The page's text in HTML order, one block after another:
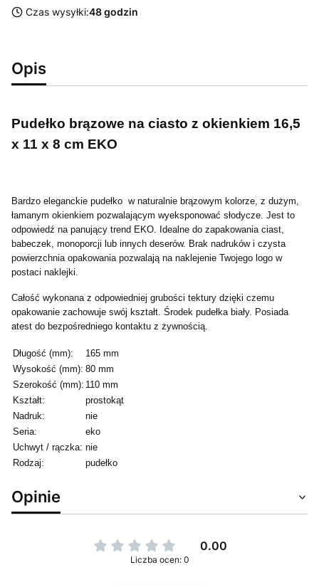
Czas wysyłki:48 godzin
Opis
Pudełko brązowe na ciasto z okienkiem 16,5
x 11 x 8 cm EKO
Bardzo eleganckie pudełko w naturalnie brązowym kolorze, z dużym,
łamanym okienkiem pozwalającym wyeksponować słodycze. Jest to
odpowiedź na panujący trend EKO. Idealne do zapakowania ciast,
babeczek, monoporcji lub innych deserów. Brak nadruków i czysta
powierzchnia opakowania pozwalają na naklejenie Twojego logo w
postaci naklejki.
Całość wykonana z odpowiedniej grubości tektury dzięki czemu
opakowanie zachowuje swój kształt. Środek pudełka biały. Posiada
atest do bezpośredniego kontaktu z żywnością.
Długość (mm):
165 mm
Wysokość (mm): 80 mm
Szerokość (mm): 110 mm
Kształt:
prostokąt
Nadruk:
nie
Seria:
eko
Uchwyt / rączka: nie
Rodzaj:
pudełko
Opinie
0.00
Liczba ocen: 0